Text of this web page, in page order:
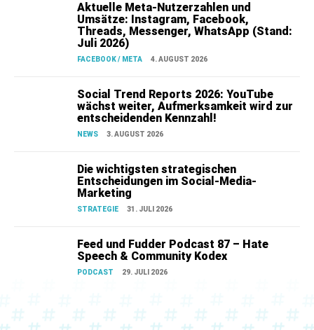
Aktuelle Meta-Nutzerzahlen und
Umsätze: Instagram, Facebook,
Threads, Messenger, WhatsApp (Stand:
Juli 2026)
FACEBOOK / META 4. AUGUST 2026
Social Trend Reports 2026: YouTube
wächst weiter, Aufmerksamkeit wird zur
entscheidenden Kennzahl!
NEWS 3. AUGUST 2026
Die wichtigsten strategischen
Entscheidungen im Social-Media-
Marketing
STRATEGIE 31. JULI 2026
Feed und Fudder Podcast 87 – Hate
Speech & Community Kodex
PODCAST 29. JULI 2026